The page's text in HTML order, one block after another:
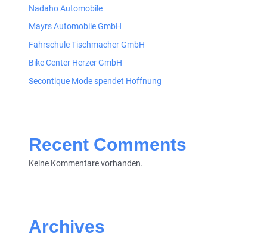
Nadaho Automobile
Mayrs Automobile GmbH
Fahrschule Tischmacher GmbH
Bike Center Herzer GmbH
Secontique Mode spendet Hoffnung
Recent Comments
Keine Kommentare vorhanden.
Archives